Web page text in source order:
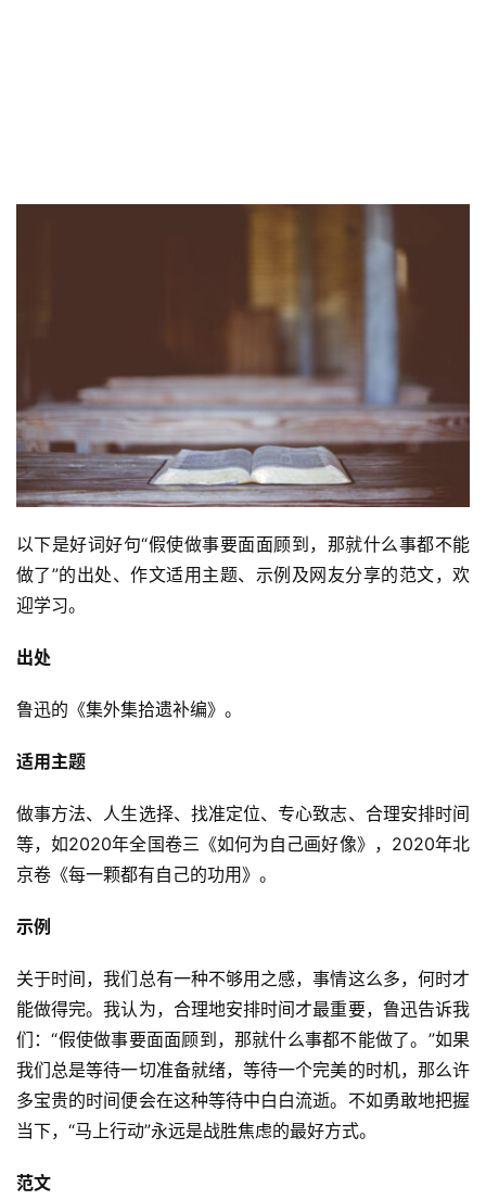
以下是好词好句“假使做事要面面顾到，那就什么事都不能
做了”的出处、作文适用主题、示例及网友分享的范文，欢
迎学习。
出处
鲁迅的《集外集拾遗补编》。
适用主题
做事方法、人生选择、找准定位、专心致志、合理安排时间
等，如2020年全国卷三《如何为自己画好像》，2020年北
京卷《每一颗都有自己的功用》。
示例
关于时间，我们总有一种不够用之感，事情这么多，何时才
能做得完。我认为，合理地安排时间才最重要，鲁迅告诉我
们：“假使做事要面面顾到，那就什么事都不能做了。”如果
我们总是等待一切准备就绪，等待一个完美的时机，那么许
多宝贵的时间便会在这种等待中白白流逝。不如勇敢地把握
当下，“马上行动”永远是战胜焦虑的最好方式。
范文